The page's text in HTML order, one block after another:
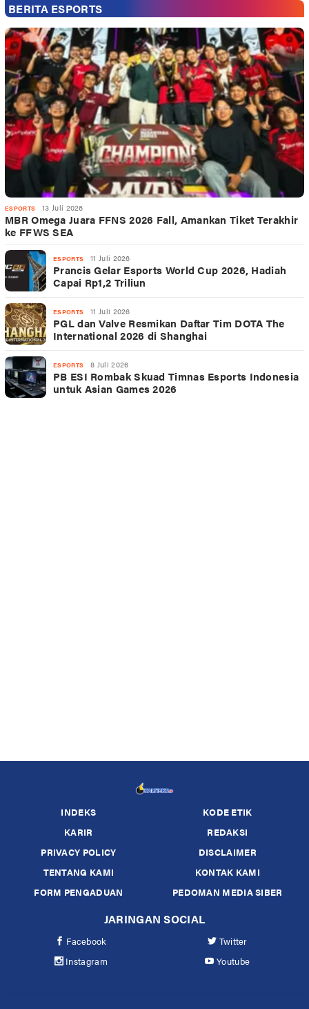
BERITA ESPORTS
ESPORTS 13 Juli 2026
MBR Omega Juara FFNS 2026 Fall, Amankan Tiket Terakhir
ke FFWS SEA
ESPORTS 11 Juli 2026
Prancis Gelar Esports World Cup 2026, Hadiah
Capai Rp1,2 Triliun
ESPORTS 11 Juli 2026
PGL dan Valve Resmikan Daftar Tim DOTA The
International 2026 di Shanghai
ESPORTS 8 Juli 2026
PB ESI Rombak Skuad Timnas Esports Indonesia
untuk Asian Games 2026
INDEKS
KODE ETIK
KARIR
REDAKSI
PRIVACY POLICY
DISCLAIMER
TENTANG KAMI
KONTAK KAMI
FORM PENGADUAN
PEDOMAN MEDIA SIBER
JARINGAN SOCIAL
Facebook
Twitter
Instagram
Youtube